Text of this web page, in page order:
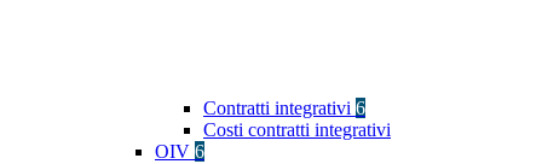
Contratti integrativi 6
Costi contratti integrativi
OIV 6